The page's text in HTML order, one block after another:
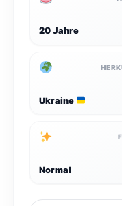
20 Jahre
Ukraine
Normal